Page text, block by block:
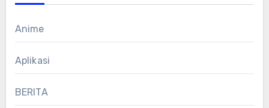
Anime
Aplikasi
BERITA